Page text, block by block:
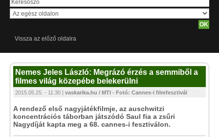
Vissza az előző oldalra
Nemes Jeles László: Megrázó érzés a semmiből a
filmes világ közepébe belekerülni
2015.05.25. - 11:30 | vaskarika.hu / MTI - Fotó: Cannes-i filmfesztivál
A rendező első nagyjátékfilmje, az auschwitzi
koncentrációs táborban játszódó Saul fia a zsűri
Nagydíját kapta meg a 68. cannes-i fesztiválon.